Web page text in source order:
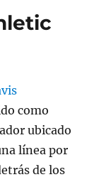
como
ubicado
línea por
de los